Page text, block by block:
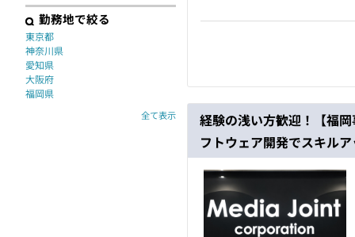
経験の浅い方歓迎！【福
フトウェア開発でスキル
勤務地で絞る
東京都
神奈川県
愛知県
大阪府
福岡県
全て表示